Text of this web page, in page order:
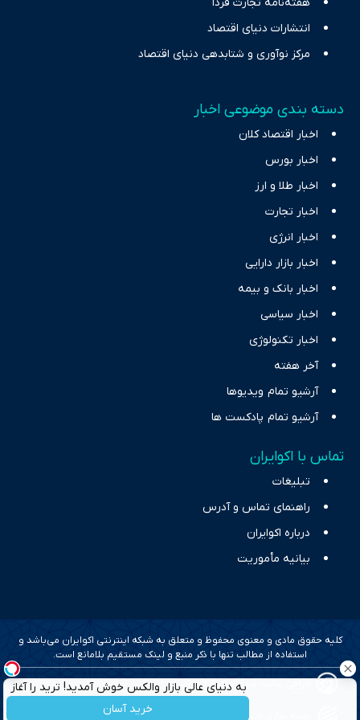
به دنیای عالی بازار والکس خوش آمدید! ترید را آغاز
کنید!
خرید آسان
هفته‌نامه تجارت فردا
انتشارات دنیای اقتصاد
مرکز نوآوری و شتابدهی دنیای اقتصاد
دسته بندی موضوعی اخبار
اخبار اقتصاد کلان
اخبار بورس
اخبار طلا و ارز
اخبار تجارت
اخبار انرژی
اخبار بازار دارایی
اخبار بانک و بیمه
اخبار سیاسی
اخبار تکنولوژی
آخر هفته
آرشیو تمام ویدیوها
آرشیو تمام پادکست ها
تماس با اکوایران
تبلیغات
راهنمای تماس و آدرس
درباره اکوایران
بیانیه مأموریت
کلیه حقوق مادی و معنوی محفوظ و متعلق به شبکه اینترنتی اکوایران می‌باشد و
استفاده از مطالب تنها با ذکر منبع و لینک مستقیم بلامانع است.
طراحی سایت خبری و خبرگزاری آسام
بهینه سازی و سئو؛ گروه رسانه ای دنیای اقتصاد